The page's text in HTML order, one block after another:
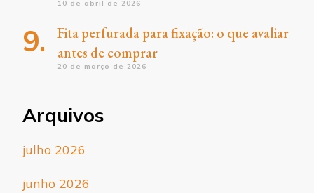
10 de abril de 2026
Fita perfurada para fixação: o que avaliar
antes de comprar
20 de março de 2026
Arquivos
julho 2026
junho 2026